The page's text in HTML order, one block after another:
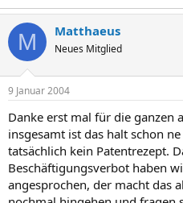
M Matthaeus
Neues Mitglied
9 Januar 2004
Danke erst mal für die ganzen
insgesamt ist das halt schon
tatsächlich kein Patentrezept.
Beschäftigungsverbot haben
angesprochen, der macht das